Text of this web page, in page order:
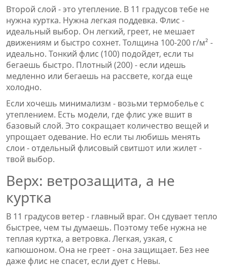
Второй слой - это утепление. В 11 градусов тебе не
нужна куртка. Нужна легкая поддевка. Флис -
идеальный выбор. Он легкий, греет, не мешает
движениям и быстро сохнет. Толщина 100-200 г/м² -
идеально. Тонкий флис (100) подойдет, если ты
бегаешь быстро. Плотный (200) - если идешь
медленно или бегаешь на рассвете, когда еще
холодно.
Если хочешь минимализм - возьми термобелье с
утеплением. Есть модели, где флис уже вшит в
базовый слой. Это сокращает количество вещей и
упрощает одевание. Но если ты любишь менять
слои - отдельный флисовый свитшот или жилет -
твой выбор.
Верх: ветрозащита, а не
куртка
В 11 градусов ветер - главный враг. Он сдувает тепло
быстрее, чем ты думаешь. Поэтому тебе нужна не
теплая куртка, а ветровка. Легкая, узкая, с
капюшоном. Она не греет - она защищает. Без нее
даже флис не спасет, если дует с Невы.